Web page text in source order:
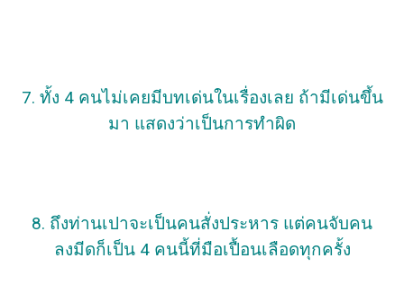
7. ทั้ง 4 คนไม่เคยมีบทเด่นในเรื่องเลย ถ้ามีเด่นขึ้น
มา แสดงว่าเป็นการทำผิด
8. ถึงท่านเปาจะเป็นคนสั่งประหาร แต่คนจับคน
ลงมีดก็เป็น 4 คนนี้ที่มือเปื้อนเลือดทุกครั้ง